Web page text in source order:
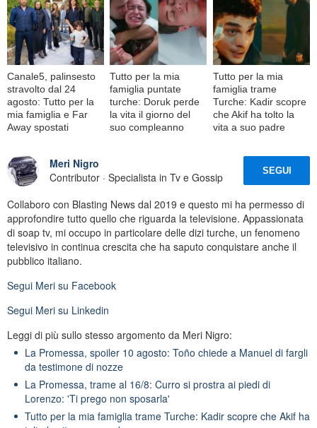
Canale5, palinsesto
stravolto dal 24
agosto: Tutto per la
mia famiglia e Far
Away spostati
Tutto per la mia
famiglia puntate
turche: Doruk perde
la vita il giorno del
suo compleanno
Tutto per la mia
famiglia trame
Turche: Kadir scopre
che Akif ha tolto la
vita a suo padre
Meri Nigro
Contributor · Specialista in Tv e Gossip
SEGUI
Collaboro con Blasting News dal 2019 e questo mi ha permesso di
approfondire tutto quello che riguarda la televisione. Appassionata
di soap tv, mi occupo in particolare delle dizi turche, un fenomeno
televisivo in continua crescita che ha saputo conquistare anche il
pubblico italiano.
Segui Meri su Facebook
Segui Meri su Linkedin
Leggi di più sullo stesso argomento da Meri Nigro:
La Promessa, spoiler 10 agosto: Toño chiede a Manuel di fargli
da testimone di nozze
La Promessa, trame al 16/8: Curro si prostra ai piedi di
Lorenzo: 'Ti prego non sposarla'
Tutto per la mia famiglia trame Turche: Kadir scopre che Akif ha